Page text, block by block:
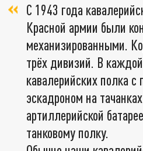
С 1943 года
Красной армии были
механизированными.
трёх дивизий. В
кавалерийских полка
эскадроном на
артиллерийской
танковому полку.